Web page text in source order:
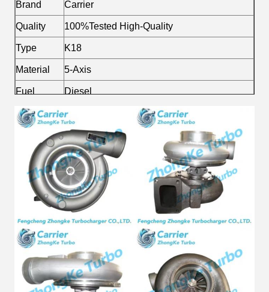
Brand Carrier
Quality 100%Tested High-Quality
Type K18
Material 5-Axis
Fuel Diesel